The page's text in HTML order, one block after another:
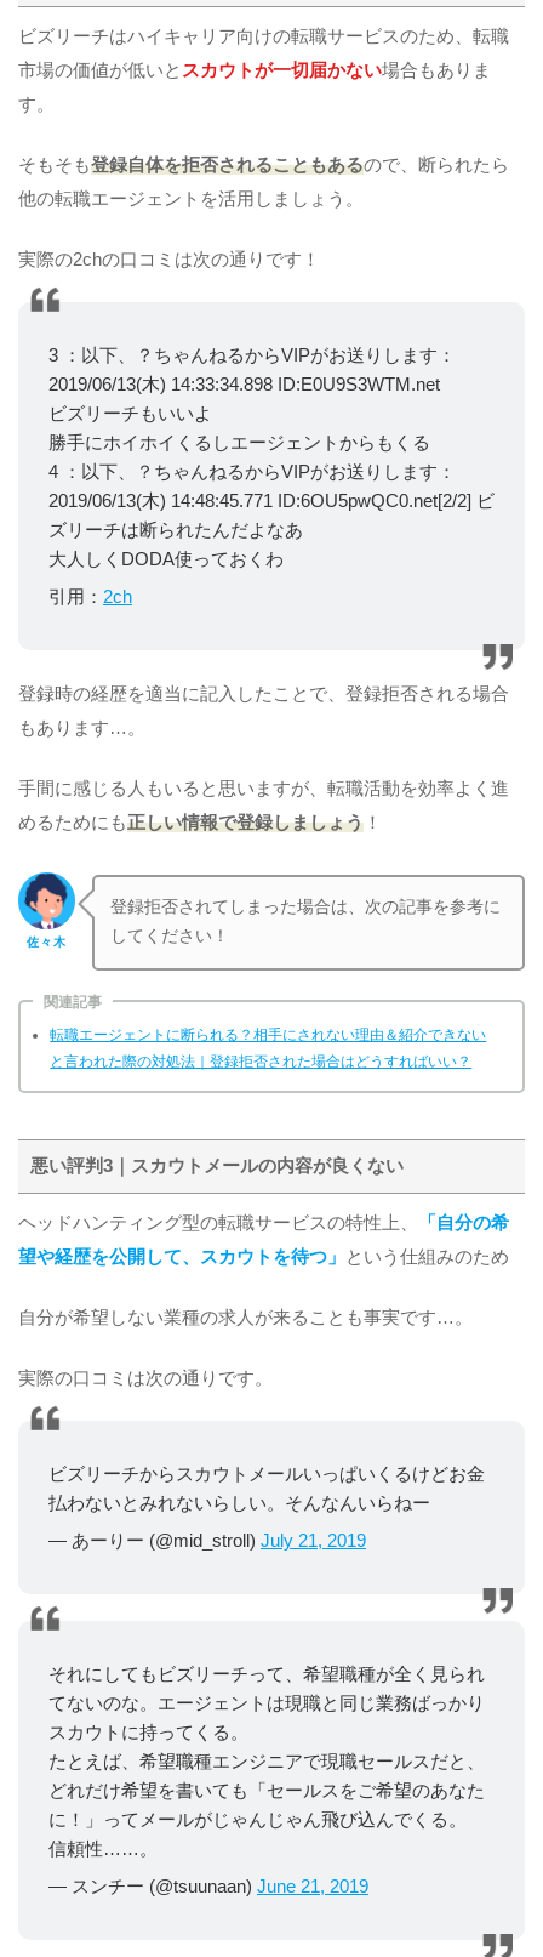
ビズリーチはハイキャリア向けの転職サービスのため、転職
市場の価値が低いと スカウトが一切届かない場合もありま
す。
そもそも登録自体を拒否されることもあるので、断られたら
他の転職エージェントを活用しましょう。
実際の2chの口コミは次の通りです！
3 ：以下、？ちゃんねるからVIPがお送りします：
2019/06/13(木) 14:33:34.898 ID:E0U9S3WTM.net
ビズリーチもいいよ
勝手にホイホイくるしエージェントからもくる
4 ：以下、？ちゃんねるからVIPがお送りします：
2019/06/13(木) 14:48:45.771 ID:6OU5pwQC0.net[2/2] ビ
ズリーチは断られたんだよなあ
大人しくDODA使っておくわ
引用： 2ch
登録時の経歴を適当に記入したことで、登録拒否される場合
もあります…。
手間に感じる人もいると思いますが、転職活動を効率よく進
めるためにも正しい情報で登録しましょう ！
佐々木
登録拒否されてしまった場合は、次の記事を参考に
してください！
関連記事
転職エージェントに断られる？相手にされない理由＆紹介できない
と言われた際の対処法｜登録拒否された場合はどうすればいい？
悪い評判3｜スカウトメールの内容が良くない
ヘッドハンティング型の転職サービスの特性上、
「自分の希
望や経歴を公開して、スカウトを待つ」
という仕組みのため
自分が希望しない業種の求人が来ることも事実です…。
実際の口コミは次の通りです。
ビズリーチからスカウトメールいっぱいくるけどお金
払わないとみれないらしい。そんなんいらねー
— あーりー (@mid_stroll) July 21, 2019
それにしてもビズリーチって、希望職種が全く見られ
てないのな。エージェントは現職と同じ業務ばっかり
スカウトに持ってくる。
たとえば、希望職種エンジニアで現職セールスだと、
どれだけ希望を書いても「セールスをご希望のあなた
に！」ってメールがじゃんじゃん飛び込んでくる。
信頼性……。
— スンチー (@tsuunaan) June 21, 2019